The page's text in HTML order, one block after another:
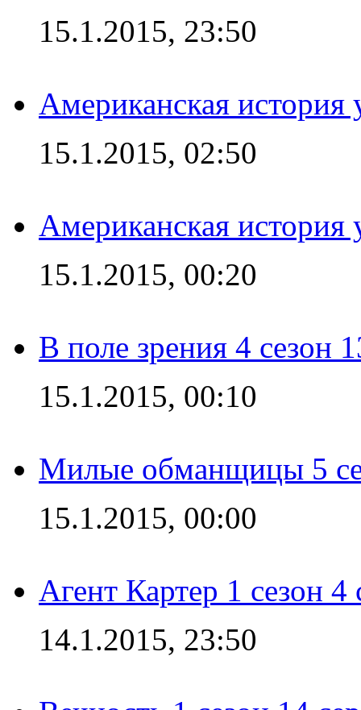
15.1.2015, 23:50
Американская история
15.1.2015, 02:50
Американская история
15.1.2015, 00:20
В поле зрения 4 сезон
15.1.2015, 00:10
Милые обманщицы 5
15.1.2015, 00:00
Агент Картер 1 сезон 4
14.1.2015, 23:50